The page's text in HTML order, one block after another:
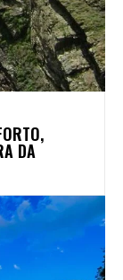
DA